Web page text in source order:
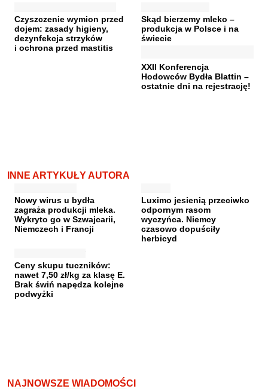
Czyszczenie wymion przed
dojem: zasady higieny,
dezynfekcja strzyków
i ochrona przed mastitis
Skąd bierzemy mleko –
produkcja w Polsce i na
świecie
XXII Konferencja
Hodowców Bydła Blattin –
ostatnie dni na rejestrację!
INNE ARTYKUŁY AUTORA
Nowy wirus u bydła
zagraża produkcji mleka.
Wykryto go w Szwajcarii,
Niemczech i Francji
Luximo jesienią przeciwko
odpornym rasom
wyczyńca. Niemcy
czasowo dopuściły
herbicyd
Ceny skupu tuczników:
nawet 7,50 zł/kg za klasę E.
Brak świń napędza kolejne
podwyżki
NAJNOWSZE WIADOMOŚCI